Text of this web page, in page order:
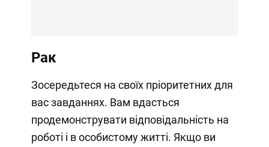
Рак
Зосередьтеся на своїх пріоритетних для
вас завданнях. Вам вдасться
продемонструвати відповідальність на
роботі і в особистому житті. Якщо ви